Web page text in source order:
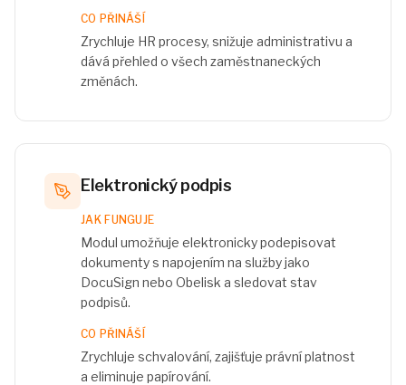
CO PŘINÁŠÍ
Zrychluje HR procesy, snižuje administrativu a
dává přehled o všech zaměstnaneckých
změnách.
Elektronický podpis
JAK FUNGUJE
Modul umožňuje elektronicky podepisovat
dokumenty s napojením na služby jako
DocuSign nebo Obelisk a sledovat stav
podpisů.
CO PŘINÁŠÍ
Zrychluje schvalování, zajišťuje právní platnost
a eliminuje papírování.